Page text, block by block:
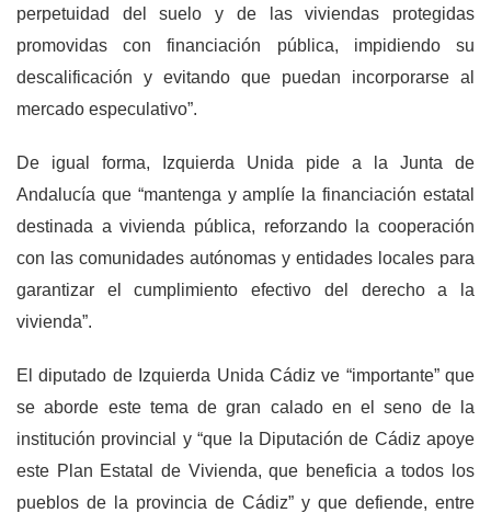
perpetuidad del suelo y de las viviendas protegidas
promovidas con financiación pública, impidiendo su
descalificación y evitando que puedan incorporarse al
mercado especulativo”.
De igual forma, Izquierda Unida pide a la Junta de
Andalucía que “mantenga y amplíe la financiación estatal
destinada a vivienda pública, reforzando la cooperación
con las comunidades autónomas y entidades locales para
garantizar el cumplimiento efectivo del derecho a la
vivienda”.
El diputado de Izquierda Unida Cádiz ve “importante” que
se aborde este tema de gran calado en el seno de la
institución provincial y “que la Diputación de Cádiz apoye
este Plan Estatal de Vivienda, que beneficia a todos los
pueblos de la provincia de Cádiz” y que defiende, entre